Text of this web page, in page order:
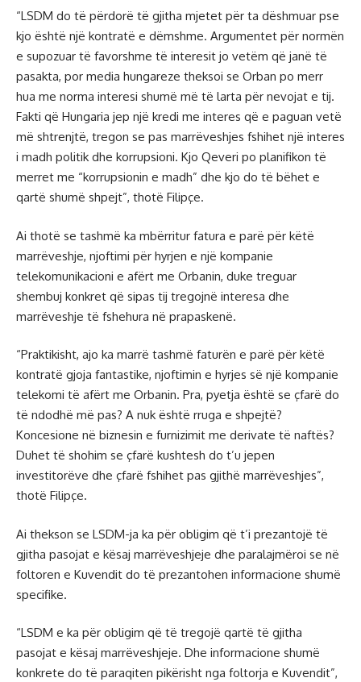
“LSDM do të përdorë të gjitha mjetet për ta dëshmuar pse
kjo është një kontratë e dëmshme. Argumentet për normën
e supozuar të favorshme të interesit jo vetëm që janë të
pasakta, por media hungareze theksoi se Orban po merr
hua me norma interesi shumë më të larta për nevojat e tij.
Fakti që Hungaria jep një kredi me interes që e paguan vetë
më shtrenjtë, tregon se pas marrëveshjes fshihet një interes
i madh politik dhe korrupsioni. Kjo Qeveri po planifikon të
merret me “korrupsionin e madh” dhe kjo do të bëhet e
qartë shumë shpejt”, thotë Filipçe.
Ai thotë se tashmë ka mbërritur fatura e parë për këtë
marrëveshje, njoftimi për hyrjen e një kompanie
telekomunikacioni e afërt me Orbanin, duke treguar
shembuj konkret që sipas tij tregojnë interesa dhe
marrëveshje të fshehura në prapaskenë.
“Praktikisht, ajo ka marrë tashmë faturën e parë për këtë
kontratë gjoja fantastike, njoftimin e hyrjes së një kompanie
telekomi të afërt me Orbanin. Pra, pyetja është se çfarë do
të ndodhë më pas? A nuk është rruga e shpejtë?
Koncesione në biznesin e furnizimit me derivate të naftës?
Duhet të shohim se çfarë kushtesh do t’u jepen
investitorëve dhe çfarë fshihet pas gjithë marrëveshjes”,
thotë Filipçe.
Ai thekson se LSDM-ja ka për obligim që t’i prezantojë të
gjitha pasojat e kësaj marrëveshjeje dhe paralajmëroi se në
foltoren e Kuvendit do të prezantohen informacione shumë
specifike.
“LSDM e ka për obligim që të tregojë qartë të gjitha
pasojat e kësaj marrëveshjeje. Dhe informacione shumë
konkrete do të paraqiten pikërisht nga foltorja e Kuvendit”,